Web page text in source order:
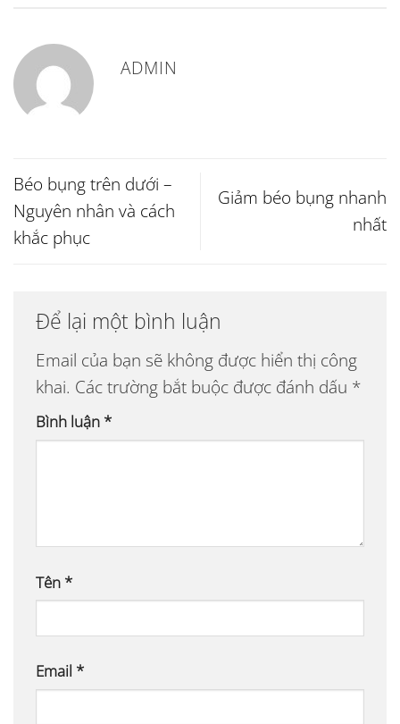
ADMIN
Béo bụng trên dưới –
Nguyên nhân và cách
khắc phục
Giảm béo bụng nhanh
nhất
Để lại một bình luận
Email của bạn sẽ không được hiển thị công
khai. Các trường bắt buộc được đánh dấu *
Bình luận *
Tên *
Email *